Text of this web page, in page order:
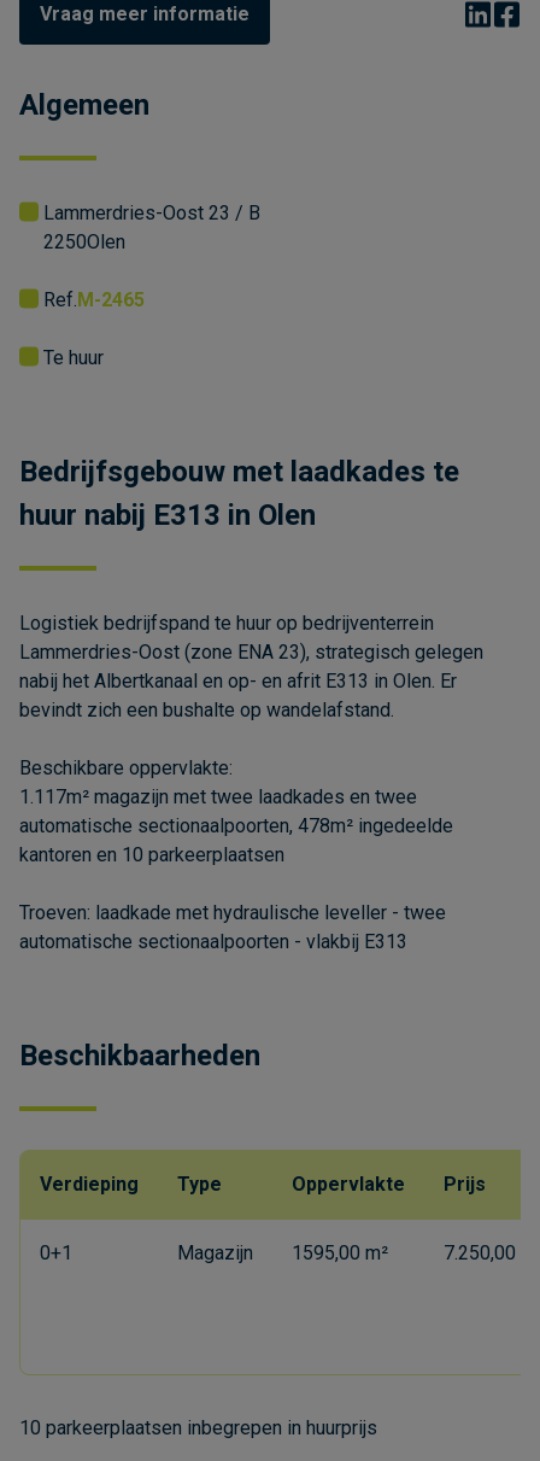
Vraag meer informatie
Algemeen
Olen
2250
Lammerdries-Oost 23 / B
Ref. M-2465
Te huur
Bedrijfsgebouw met laadkades te
huur nabij E313 in Olen
Logistiek bedrijfspand te huur op bedrijventerrein
Lammerdries-Oost (zone ENA 23), strategisch gelegen
nabij het Albertkanaal en op- en afrit E313 in Olen. Er
bevindt zich een bushalte op wandelafstand.
Beschikbare oppervlakte:
1.117m² magazijn met twee laadkades en twee
automatische sectionaalpoorten, 478m² ingedeelde
kantoren en 10 parkeerplaatsen
Troeven: laadkade met hydraulische leveller - twee
automatische sectionaalpoorten - vlakbij E313
Beschikbaarheden
Verdieping Type Oppervlakte Prijs
0+1 Magazijn 1595,00 m² 7.250,00
10 parkeerplaatsen inbegrepen in huurprijs